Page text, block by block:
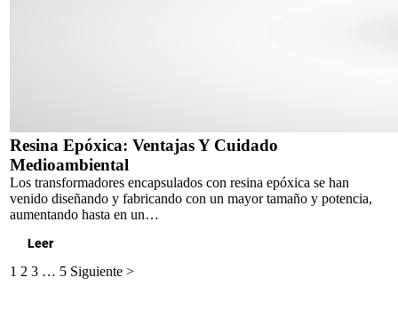
Resina Epóxica: Ventajas Y Cuidado
Medioambiental
Los transformadores encapsulados con resina epóxica se han
venido diseñando y fabricando con un mayor tamaño y potencia,
aumentando hasta en un…
Leer
1 2 3 … 5 Siguiente >